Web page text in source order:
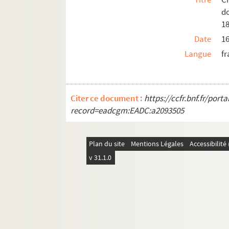
M-BRO-C-23-52. Société de
M-BRO-C-23-53. Commission
M-BRO-C-26. Compagnie des
M-BRO-C-28. Société de statistique
M-BRO-C-30. Association des
M-BRO-C-35. Chambre des notaires
M-BRO-C-36. Sanatorium de Saint-
M-BRO-C-41. Hospices civils de Lille
M-BRO-C-42. Hospices et bureau de
Date
Langue
Citer ce document : https://ccfr.bnf.fr/
record=eadcgm:EADC:a2093505
Plan du site Mentions Légales
v 31.1.0